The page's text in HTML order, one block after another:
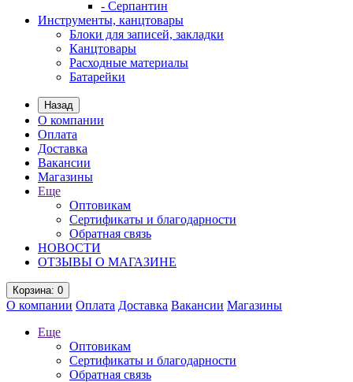
- Серпантин
Инструменты, канцтовары
Блоки для записей, закладки
Канцтовары
Расходные материалы
Батарейки
Назад
О компании
Оплата
Доставка
Вакансии
Магазины
Еще
Оптовикам
Сертификаты и благодарности
Обратная связь
НОВОСТИ
ОТЗЫВЫ О МАГАЗИНЕ
Корзина: 0
О компании Оплата Доставка Вакансии Магазины
Еще
Оптовикам
Сертификаты и благодарности
Обратная связь